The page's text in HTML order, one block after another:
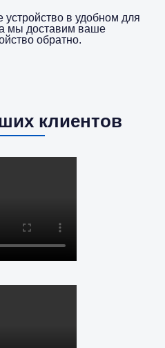
в удобном для
мы доставим ваше
обратно.
клиентов